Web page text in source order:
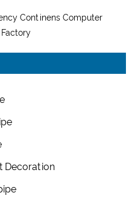
Continens Computer
Decoration